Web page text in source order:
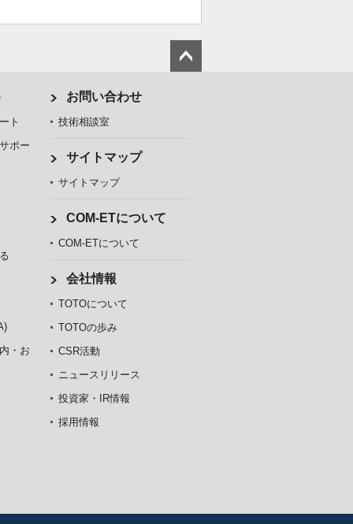
ト
ポー
・お
お問い合わせ
技術相談室
サイトマップ
サイトマップ
COM-ETについて
COM-ETについて
会社情報
TOTOについて
TOTOの歩み
CSR活動
ニュースリリース
投資家・IR情報
採用情報